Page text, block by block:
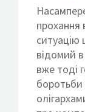
прохання
ситуацію
відомий в
вже тоді
боротьби